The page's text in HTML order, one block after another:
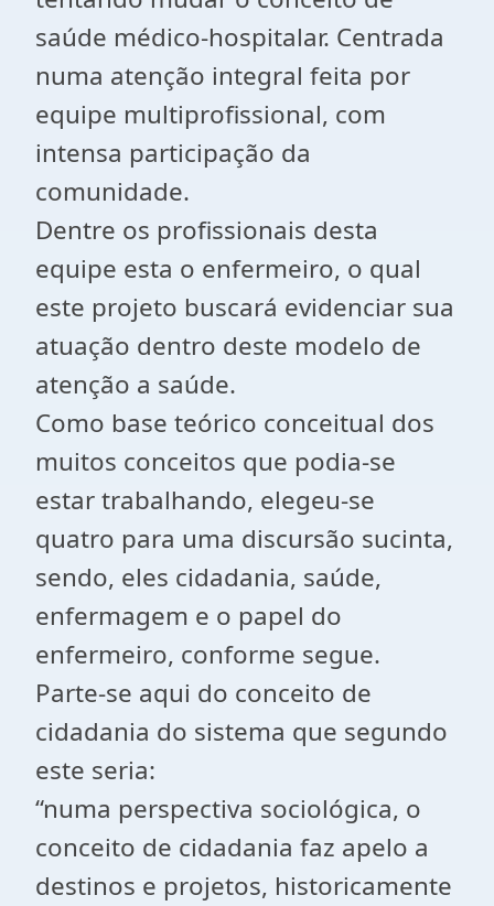
saúde médico-hospitalar. Centrada
numa atenção integral feita por
equipe multiprofissional, com
intensa participação da
comunidade.
Dentre os profissionais desta
equipe esta o enfermeiro, o qual
este projeto buscará evidenciar sua
atuação dentro deste modelo de
atenção a saúde.
Como base teórico conceitual dos
muitos conceitos que podia-se
estar trabalhando, elegeu-se
quatro para uma discursão sucinta,
sendo, eles cidadania, saúde,
enfermagem e o papel do
enfermeiro, conforme segue.
Parte-se aqui do conceito de
cidadania do sistema que segundo
este seria:
“numa perspectiva sociológica, o
conceito de cidadania faz apelo a
destinos e projetos, historicamente